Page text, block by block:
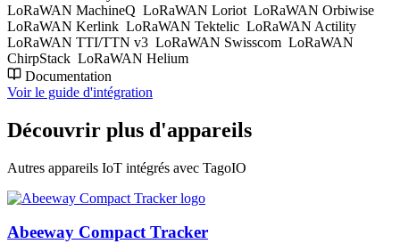
LoRaWAN MachineQ LoRaWAN Loriot LoRaWAN Orbiwise
LoRaWAN Kerlink LoRaWAN Tektelic LoRaWAN Actility
LoRaWAN TTI/TTN v3 LoRaWAN Swisscom LoRaWAN
ChirpStack LoRaWAN Helium
Documentation
Voir le guide d'intégration
Découvrir plus d'appareils
Autres appareils IoT intégrés avec TagoIO
Abeeway Compact Tracker